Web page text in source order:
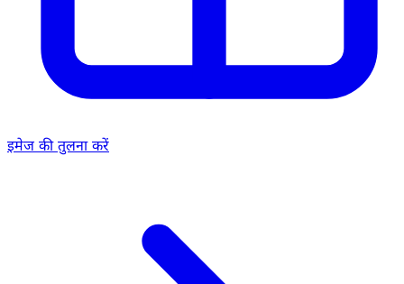
इमेज की तुलना करें